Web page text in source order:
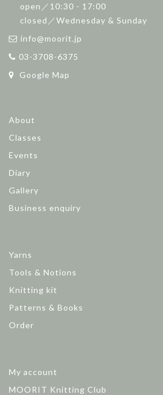
open／10:30 - 17:00
closed／Wednesday & Sunday
info@moorit.jp
03-3708-6375
Google Map
About
Classes
Events
Diary
Gallery
Business enquiry
Yarns
Tools & Notions
Knitting kit
Patterns & Books
Order
My account
MOORIT Knitting Club